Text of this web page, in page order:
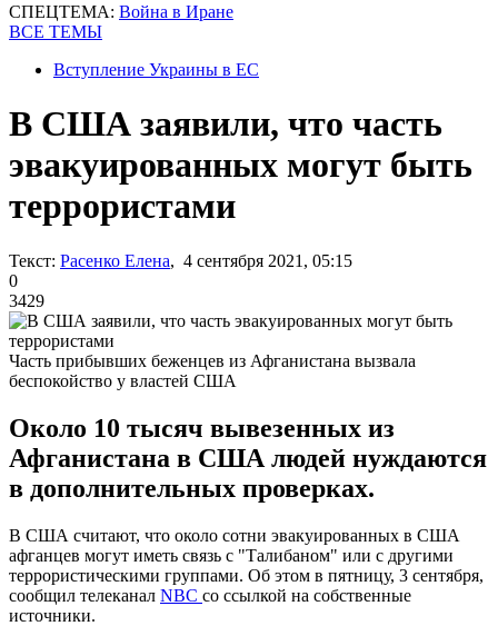
СПЕЦТЕМА: Война в Иране
ВСЕ ТЕМЫ
Вступление Украины в ЕС
В США заявили, что часть
эвакуированных могут быть
террористами
Текст: Расенко Елена, 4 сентября 2021, 05:15
0
3429
Часть прибывших беженцев из Афганистана вызвала
беспокойство у властей США
Около 10 тысяч вывезенных из
Афганистана в США людей нуждаются
в дополнительных проверках.
В США считают, что около сотни эвакуированных в США
афганцев могут иметь связь с "Талибаном" или с другими
террористическими группами. Об этом в пятницу, 3 сентября,
сообщил телеканал NBC со ссылкой на собственные
источники.